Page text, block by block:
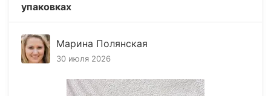
упаковках
Марина Полянская
30 июля 2026